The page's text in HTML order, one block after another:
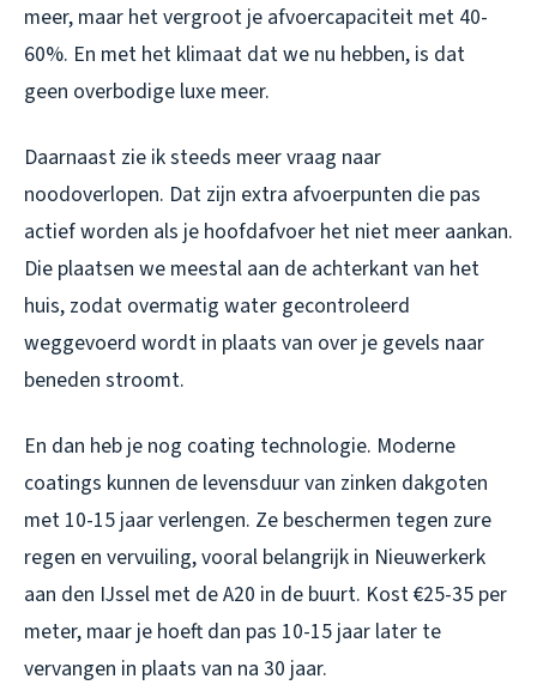
meer, maar het vergroot je afvoercapaciteit met 40-
60%. En met het klimaat dat we nu hebben, is dat
geen overbodige luxe meer.
Daarnaast zie ik steeds meer vraag naar
noodoverlopen. Dat zijn extra afvoerpunten die pas
actief worden als je hoofdafvoer het niet meer aankan.
Die plaatsen we meestal aan de achterkant van het
huis, zodat overmatig water gecontroleerd
weggevoerd wordt in plaats van over je gevels naar
beneden stroomt.
En dan heb je nog coating technologie. Moderne
coatings kunnen de levensduur van zinken dakgoten
met 10-15 jaar verlengen. Ze beschermen tegen zure
regen en vervuiling, vooral belangrijk in Nieuwerkerk
aan den IJssel met de A20 in de buurt. Kost €25-35 per
meter, maar je hoeft dan pas 10-15 jaar later te
vervangen in plaats van na 30 jaar.